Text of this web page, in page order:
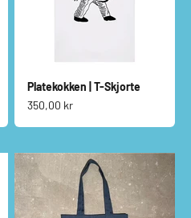
Platekokken | T-Skjorte
Salgspris
350,00 kr